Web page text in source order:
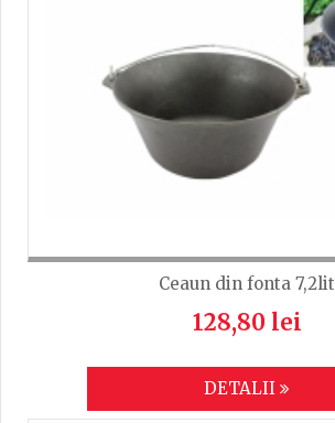
Ceaun din fonta 7,2lit
128,80 lei
DETALII